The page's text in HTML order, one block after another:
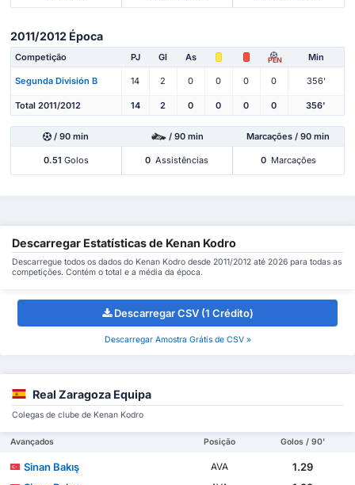
2011/2012 Época
Competição PJ Gl As PEN Min
Segunda División B 14 2 0 0 0 0 356'
Total 2011/2012 14 2 0 0 0 0 356'
/ 90 min / 90 min Marcações / 90 min
0.51 Golos 0 Assistências 0 Marcações
Descarregar Estatísticas de Kenan Kodro
Descarregue todos os dados do Kenan Kodro desde 2011/2012 até 2026 para todas as
competições. Contém o total e a média da época.
Descarregar CSV (1 Crédito)
Descarregar Amostra Grátis de CSV »
Real Zaragoza Equipa
Colegas de clube de Kenan Kodro
Avançados Posição Golos / 90'
Sinan Bakış AVA
1.29